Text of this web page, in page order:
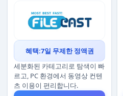
혜택:7일 무제한 정액권
세분화된 카테고리로 탐색이 빠
르고, PC 환경에서 동영상 컨텐
츠 이용이 편리합니다.